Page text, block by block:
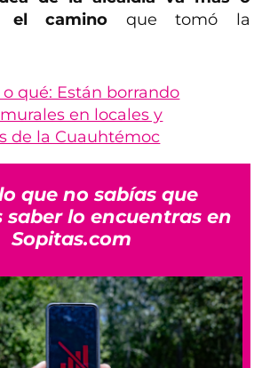
el camino que tomó la
o qué: Están borrando
en locales y
de la Cuauhtémoc
que no sabías que
saber lo encuentras en
Sopitas.com